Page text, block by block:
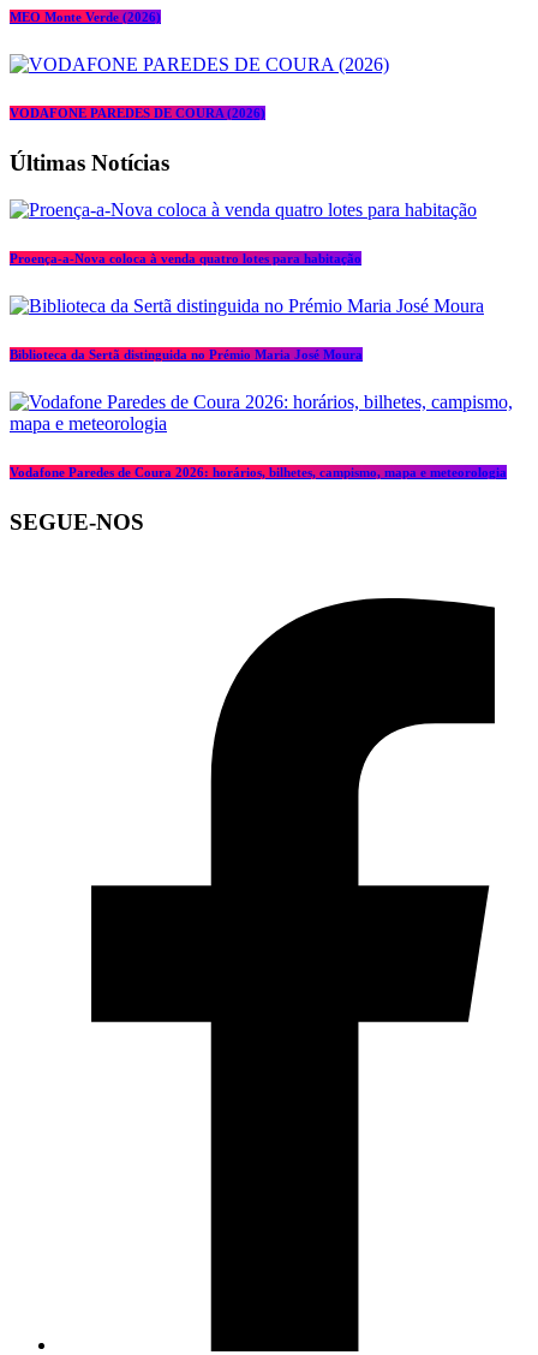
MEO Monte Verde (2026)
VODAFONE PAREDES DE COURA (2026)
Últimas Notícias
Proença-a-Nova coloca à venda quatro lotes para habitação
Biblioteca da Sertã distinguida no Prémio Maria José Moura
Vodafone Paredes de Coura 2026: horários, bilhetes, campismo, mapa e meteorologia
SEGUE-NOS